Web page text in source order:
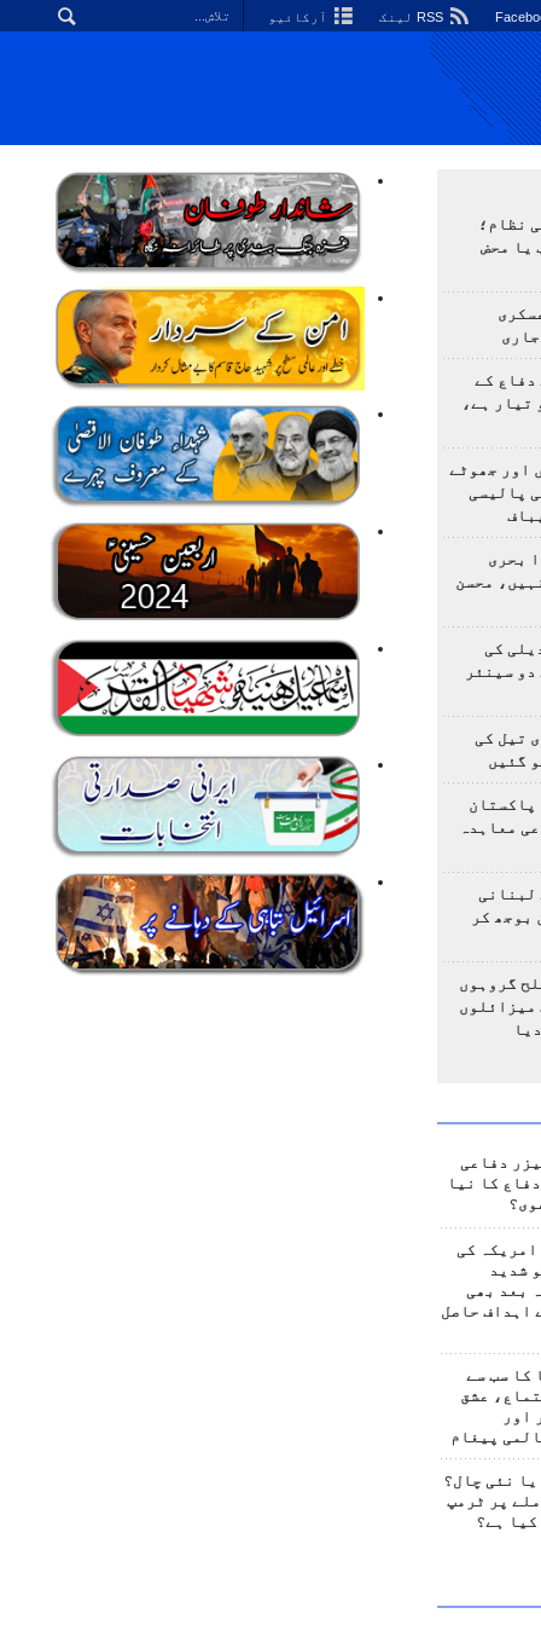
آرکائیو
نظام؛
یا محض
دفاع کے
تیار ہے،
اور جھوٹے
پالیسی
بحری
محسن
کی
سینئر
تیل کی
گئیں
پاکستان
معاہدہ
لبنانی
بوجھ کر
گروہوں
میزائلوں
دفاعی
کا نیا
امریکہ کی
شدید
بعد بھی
اہداف حاصل
کا سب سے
عشق
اور
پیغام
نئی چال؟
پر ٹرمپ
کیا ہے؟